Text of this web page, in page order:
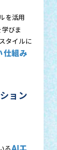
を活用
学びま
タイルに
仕組み
ョン